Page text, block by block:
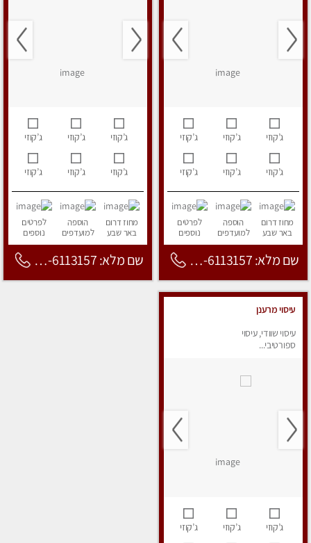
ג’קוזי ג’קוזי ג’קוזי
ג’קוזי ג’קוזי ג’קוזי
מחוז דרום
באר שבע
הוספה
למועדפים
לפרטים
נוספים
שם מלא: 053-6113157
ג’קוזי ג’קוזי ג’קוזי
ג’קוזי ג’קוזי ג’קוזי
מחוז דרום
באר שבע
הוספה
למועדפים
לפרטים
נוספים
שם מלא: 053-6113157
עיסוי מרענן
עיסוי שוודי, עיסוי
ספורטיבי...
ג’קוזי ג’קוזי ג’קוזי